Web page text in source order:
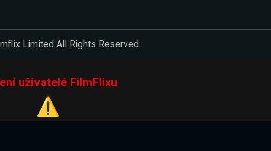
Limited All Rights Reserved.
uživatelé FilmFlixu
⚠️